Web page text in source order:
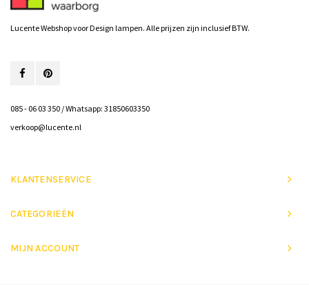
Lucente Webshop voor Design lampen. Alle prijzen zijn inclusief BTW.
085 - 06 03 350 / Whatsapp: 31850603350
verkoop@lucente.nl
KLANTENSERVICE
CATEGORIEËN
MIJN ACCOUNT